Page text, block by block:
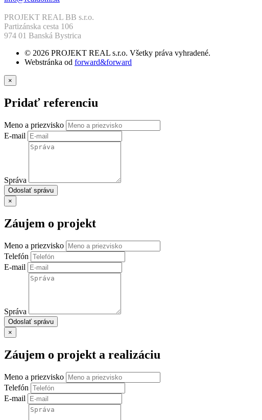
PROJEKT REAL BB s.r.o.
Partizánska cesta 106
974 01 Banská Bystrica
© 2026 PROJEKT REAL s.r.o. Všetky práva vyhradené.
Webstránka od forward&forward
×
Pridať referenciu
Meno a priezvisko
E-mail
Správa
Odoslať správu
×
Záujem o projekt
Meno a priezvisko
Telefón
E-mail
Správa
Odoslať správu
×
Záujem o projekt a realizáciu
Meno a priezvisko
Telefón
E-mail